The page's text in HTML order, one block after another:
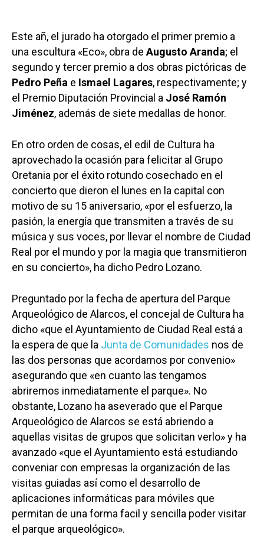
Este añ, el jurado ha otorgado el primer premio a
una escultura «Eco», obra de Augusto Aranda; el
segundo y tercer premio a dos obras pictóricas de
Pedro Peña e Ismael Lagares, respectivamente; y
el Premio Diputación Provincial a José Ramón
Jiménez, además de siete medallas de honor.
En otro orden de cosas, el edil de Cultura ha
aprovechado la ocasión para felicitar al Grupo
Oretania por el éxito rotundo cosechado en el
concierto que dieron el lunes en la capital con
motivo de su 15 aniversario, «por el esfuerzo, la
pasión, la energía que transmiten a través de su
música y sus voces, por llevar el nombre de Ciudad
Real por el mundo y por la magia que transmitieron
en su concierto», ha dicho Pedro Lozano.
Preguntado por la fecha de apertura del Parque
Arqueológico de Alarcos, el concejal de Cultura ha
dicho «que el Ayuntamiento de Ciudad Real está a
la espera de que la Junta de Comunidades nos de
las dos personas que acordamos por convenio»
asegurando que «en cuanto las tengamos
abriremos inmediatamente el parque». No
obstante, Lozano ha aseverado que el Parque
Arqueológico de Alarcos se está abriendo a
aquellas visitas de grupos que solicitan verlo» y ha
avanzado «que el Ayuntamiento está estudiando
conveniar con empresas la organización de las
visitas guiadas así como el desarrollo de
aplicaciones informáticas para móviles que
permitan de una forma facil y sencilla poder visitar
el parque arqueológico».